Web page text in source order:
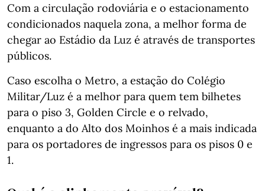
Com a circulação rodoviária e o estacionamento
condicionados naquela zona, a melhor forma de
chegar ao Estádio da Luz é através de transportes
públicos.
Caso escolha o Metro, a estação do Colégio
Militar/Luz é a melhor para quem tem bilhetes
para o piso 3, Golden Circle e o relvado,
enquanto a do Alto dos Moinhos é a mais indicada
para os portadores de ingressos para os pisos 0 e
1.